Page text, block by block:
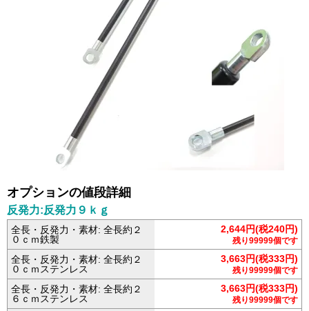
オプションの値段詳細
反発力:反発力９ｋｇ
全長・反発力・素材: 全長約２
０ｃｍ鉄製
2,644円(税240円)
残り99999個です
全長・反発力・素材: 全長約２
０ｃｍステンレス
3,663円(税333円)
残り99999個です
全長・反発力・素材: 全長約２
６ｃｍステンレス
3,663円(税333円)
残り99999個です